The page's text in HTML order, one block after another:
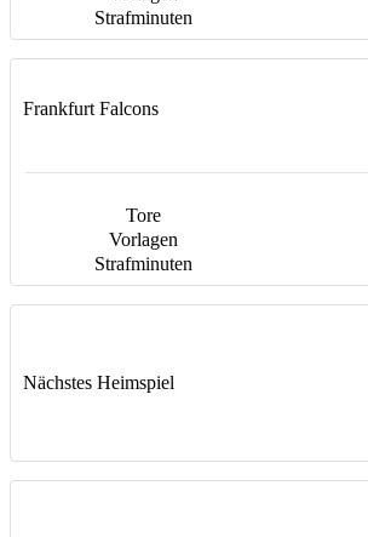
Frankfurt Falcons
Nächstes Heimspiel